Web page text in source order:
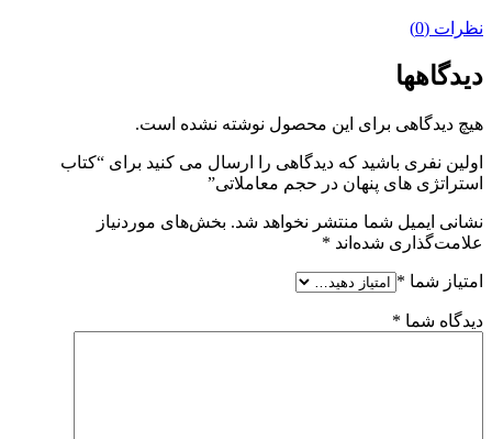
نظرات (0)
دیدگاهها
هیچ دیدگاهی برای این محصول نوشته نشده است.
اولین نفری باشید که دیدگاهی را ارسال می کنید برای “کتاب
استراتژی های پنهان در حجم معاملاتی”
نشانی ایمیل شما منتشر نخواهد شد. بخش‌های موردنیاز
علامت‌گذاری شده‌اند *
امتیاز شما *
دیدگاه شما *